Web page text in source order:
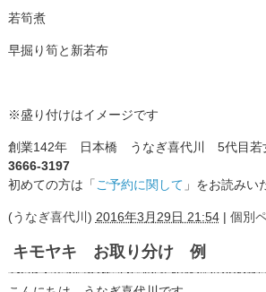
若筍煮
早掘り筍と新若布
※盛り付けはイメージです
創業142年 日本橋 うなぎ喜代川 5代目
3666-3197
初めての方は「ご予約に関して 」をお読みい
(うなぎ喜代川 ) 2016年3月29日 21:54| 個別
キモヤキ お取り分け 例